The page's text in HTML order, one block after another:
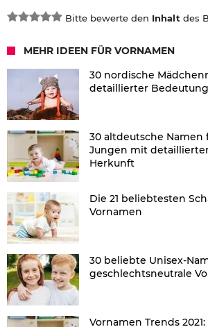
Bitte bewerte den Inhalt des
MEHR IDEEN FÜR VORNAMEN
30 nordische
detaillierter
30 altdeutsche Namen
Jungen mit
Herkunft
Die 21 beliebtesten
Vornamen
30 beliebte Unisex-
geschlechtsneutrale
Vornamen Trends